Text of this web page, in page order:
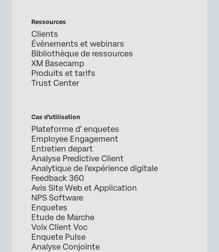
Ressources
Clients
Évènements et webinars
Bibliothèque de ressources
XM Basecamp
Produits et tarifs
Trust Center
Cas d’utilisation
Plateforme d' enquetes
Employee Engagement
Entretien depart
Analyse Predictive Client
Analytique de l'expérience digitale
Feedback 360
Avis Site Web et Application
NPS Software
Enquetes
Etude de Marche
Voix Client Voc
Enquete Pulse
Analyse Conjointe